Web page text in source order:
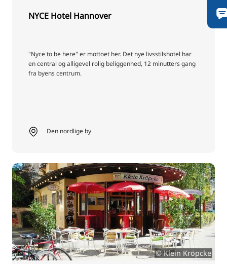
NYCE Hotel Hannover
"Nyce to be here" er mottoet her. Det nye livsstilshotel har
en central og alligevel rolig beliggenhed, 12 minutters gang
fra byens centrum.
Den nordlige by
© Klein Kröpcke